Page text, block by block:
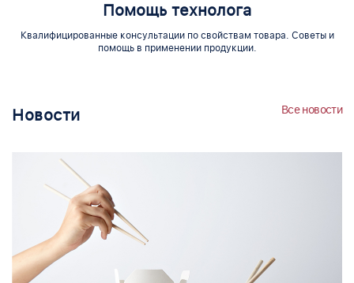
Помощь технолога
Квалифицированные консультации по свойствам товара. Советы и
помощь в применении продукции.
Новости Все новости